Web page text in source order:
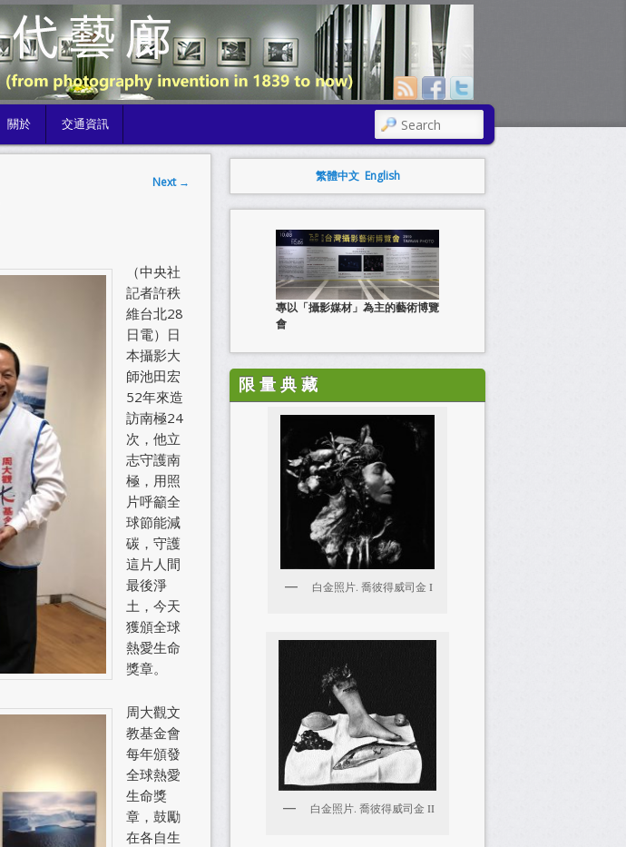
關於 交通資訊 SEARCH
Next →
（中央社
記者許秩
維台北28
日電）日
本攝影大
師池田宏
52年來造
訪南極24
次，他立
志守護南
極，用照
片呼籲全
球節能減
碳，守護
這片人間
最後淨
土，今天
獲頒全球
熱愛生命
獎章。
周大觀文
教基金會
每年頒發
全球熱愛
生命獎
章，鼓勵
在各自生
繁體中文 English
專以「攝影媒材」為主的藝術博覽
會
限 量 典 藏
白金照片. 喬彼得威司金 I
白金照片. 喬彼得威司金 II